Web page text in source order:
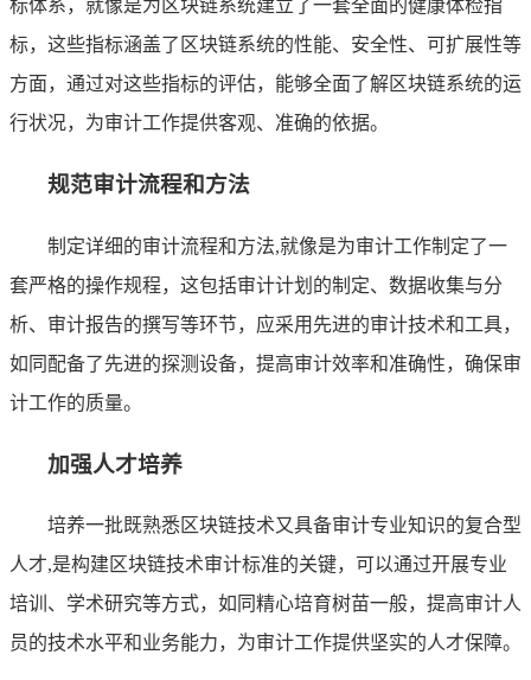
标体系，就像是为区块链系统建立了一套全面的健康体检指
标，这些指标涵盖了区块链系统的性能、安全性、可扩展性等
方面，通过对这些指标的评估，能够全面了解区块链系统的运
行状况，为审计工作提供客观、准确的依据。
规范审计流程和方法
制定详细的审计流程和方法,就像是为审计工作制定了一
套严格的操作规程，这包括审计计划的制定、数据收集与分
析、审计报告的撰写等环节，应采用先进的审计技术和工具，
如同配备了先进的探测设备，提高审计效率和准确性，确保审
计工作的质量。
加强人才培养
培养一批既熟悉区块链技术又具备审计专业知识的复合型
人才,是构建区块链技术审计标准的关键，可以通过开展专业
培训、学术研究等方式，如同精心培育树苗一般，提高审计人
员的技术水平和业务能力，为审计工作提供坚实的人才保障。